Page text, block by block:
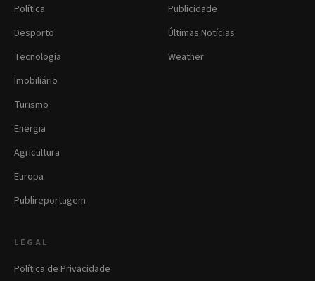
Política
Desporto
Tecnologia
Imobiliário
Turismo
Energia
Agricultura
Europa
Publireportagem
Publicidade
Últimas Notícias
Weather
LEGAL
Política de Privacidade